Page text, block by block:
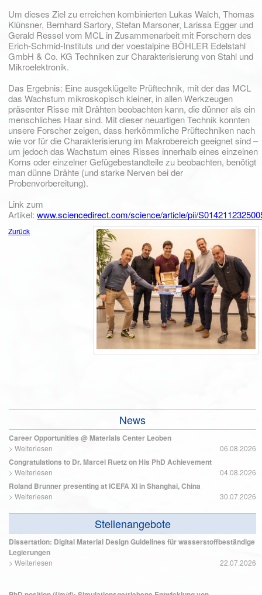
Um dieses Ziel zu erreichen kombinierten Lukas Walch, Thomas
Klünsner, Bernhard Sartory, Stefan Marsoner, Larissa Egger und
Gerald Ressel vom MCL in Zusammenarbeit mit Forschern des
Erich-Schmid-Instituts und der voestalpine BÖHLER Edelstahl
GmbH & Co. KG Techniken zur Charakterisierung von Stahl und
Mikroelektronik.
Das Ergebnis: Eine ausgeklügelte Prüftechnik, mit der das MCL
das Wachstum mikroskopisch kleiner, in allen Werkzeugen
präsenter Risse mit Drähten beobachten kann, die dünner als ein
menschliches Haar sind. Mit dieser neuartigen Technik konnten
unsere Forscher zeigen, dass herkömmliche Prüftechniken nach
wie vor für die Charakterisierung im Makrobereich geeignet sind –
um jedoch das Wachstum eines Risses innerhalb eines einzelnen
Korns oder einzelner Gefügebestandteile zu beobachten, benötigt
man dünne Drähte (und starke Nerven bei der
Probenvorbereitung).
Link zum
Artikel:www.sciencedirect.com/science/article/pii/
Zurück
News
Career Opportunities @ Materials Center Leoben
> Weiterlesen 06.08.2026
Congratulations to Dr. Marcel Ruetz on His PhD Achievement
> Weiterlesen 04.08.2026
Roland Brunner presenting at ICEFA XI in Shanghai, China
> Weiterlesen 30.07.2026
Stellenangebote
Dissertation: Digital Material Design Guidelines für wasserstoffbeständige
Legierungen
> Weiterlesen 22.07.2026